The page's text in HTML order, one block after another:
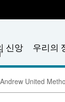
신앙 우리의
United